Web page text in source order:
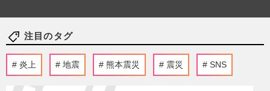
注目のタグ
炎上 地震 熊本震災 震災 SNS